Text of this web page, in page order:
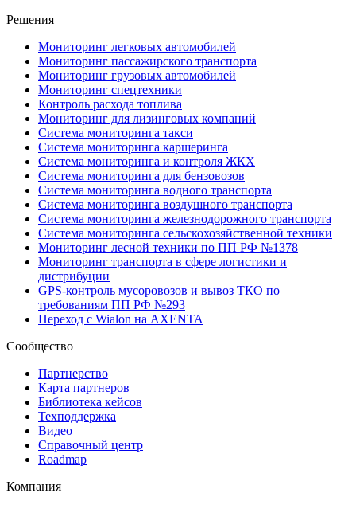
Решения
Мониторинг легковых автомобилей
Мониторинг пассажирского транспорта
Мониторинг грузовых автомобилей
Мониторинг спецтехники
Контроль расхода топлива
Мониторинг для лизинговых компаний
Система мониторинга такси
Система мониторинга каршеринга
Система мониторинга и контроля ЖКХ
Система мониторинга для бензовозов
Система мониторинга водного транспорта
Система мониторинга воздушного транспорта
Система мониторинга железнодорожного транспорта
Система мониторинга сельскохозяйственной техники
Мониторинг лесной техники по ПП РФ №1378
Мониторинг транспорта в сфере логистики и
дистрибуции
GPS-контроль мусоровозов и вывоз ТКО по
требованиям ПП РФ №293
Переход с Wialon на AXENTA
Сообщество
Партнерство
Карта партнеров
Библиотека кейсов
Техподдержка
Видео
Справочный центр
Roadmap
Компания